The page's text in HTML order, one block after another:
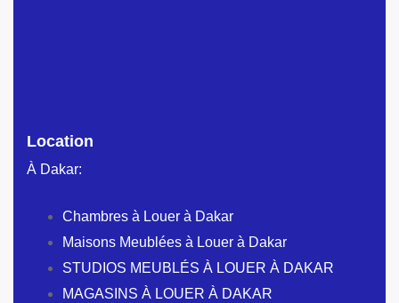
Location
À Dakar:
Chambres à Louer à Dakar
Maisons Meublées à Louer à Dakar
STUDIOS MEUBLÉS À LOUER À DAKAR
MAGASINS À LOUER À DAKAR